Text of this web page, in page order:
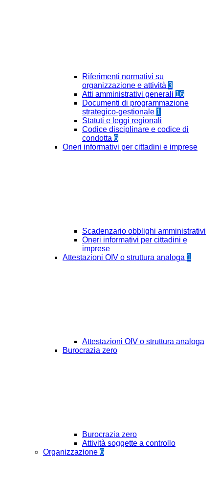
Riferimenti normativi su
organizzazione e attività 3
Atti amministrativi generali 16
Documenti di programmazione
strategico-gestionale 1
Statuti e leggi regionali
Codice disciplinare e codice di
condotta 6
Oneri informativi per cittadini e imprese
Scadenzario obblighi amministrativi
Oneri informativi per cittadini e
imprese
Attestazioni OIV o struttura analoga 1
Attestazioni OIV o struttura analoga
Burocrazia zero
Burocrazia zero
Attività soggette a controllo
Organizzazione 6